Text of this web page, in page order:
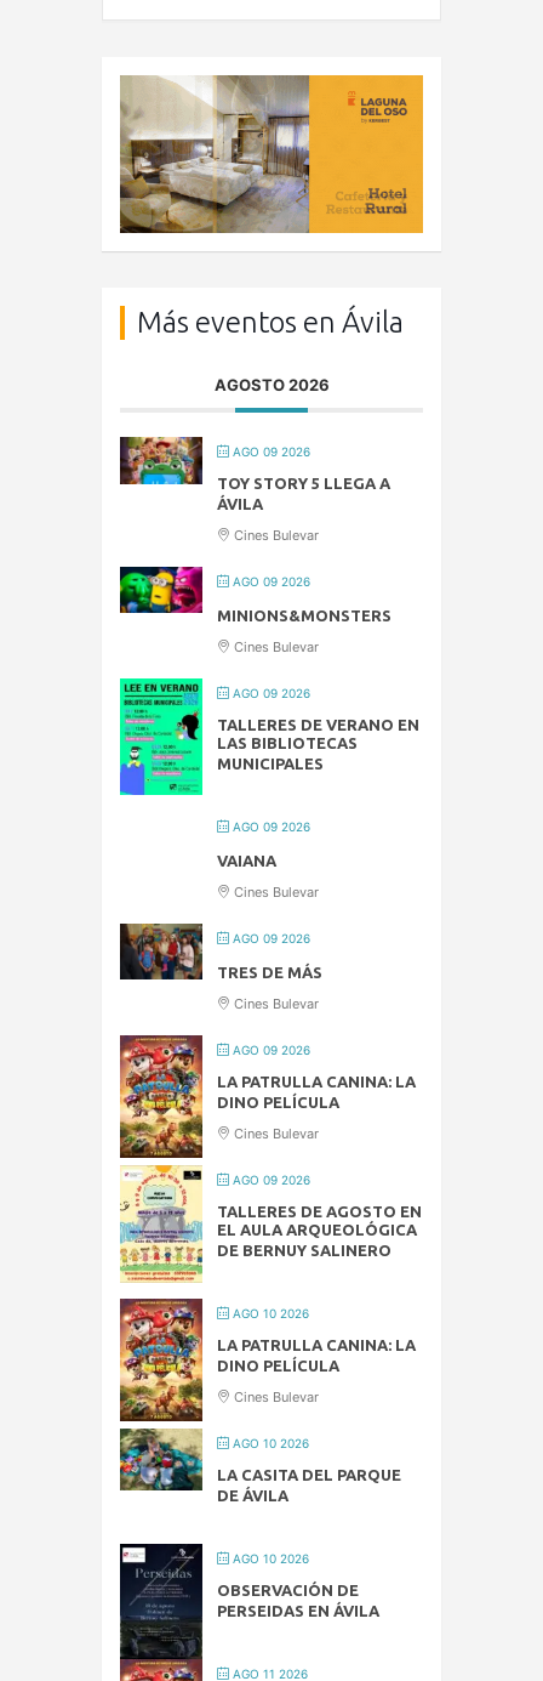
Más eventos en Ávila
AGOSTO 2026
AGO 09 2026
TOY STORY 5 LLEGA A
ÁVILA
Cines Bulevar
AGO 09 2026
MINIONS&MONSTERS
Cines Bulevar
AGO 09 2026
TALLERES DE VERANO EN
LAS BIBLIOTECAS
MUNICIPALES
AGO 09 2026
VAIANA
Cines Bulevar
AGO 09 2026
TRES DE MÁS
Cines Bulevar
AGO 09 2026
LA PATRULLA CANINA: LA
DINO PELÍCULA
Cines Bulevar
AGO 09 2026
TALLERES DE AGOSTO EN
EL AULA ARQUEOLÓGICA
DE BERNUY SALINERO
AGO 10 2026
LA PATRULLA CANINA: LA
DINO PELÍCULA
Cines Bulevar
AGO 10 2026
LA CASITA DEL PARQUE
DE ÁVILA
AGO 10 2026
OBSERVACIÓN DE
PERSEIDAS EN ÁVILA
AGO 11 2026